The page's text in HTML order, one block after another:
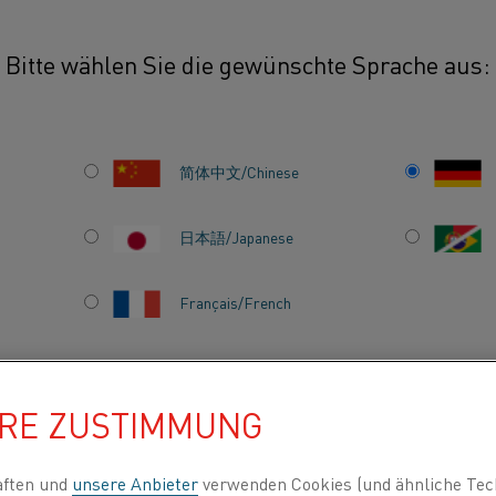
Bitte wählen Sie die gewünschte Sprache aus:
简体中文/Chinese
日本語/Japanese
Français/French
NACH ÜBER UNS
Arten für Sinteröfen,
ZUSTIMMUNG
und unsere Anbieterverwenden Cookies (und ähnliche